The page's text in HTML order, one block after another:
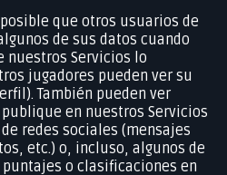
que otros usuarios de
de sus datos cuando
Servicios lo
jugadores pueden ver su
También pueden ver
en nuestros Servicios
redes sociales (mensajes
etc.) o, incluso, algunos de
o clasificaciones en